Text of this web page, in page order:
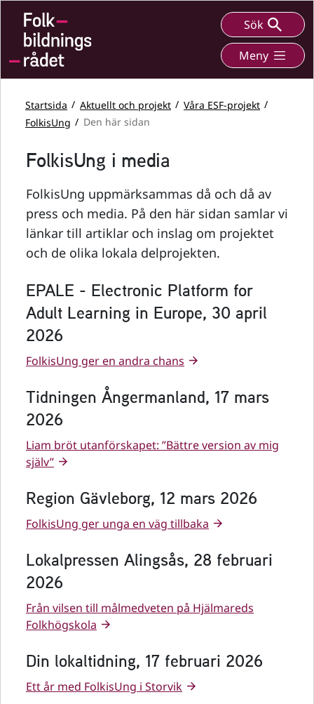
Sök
Meny
Startsida Aktuellt och projekt
Våra ESF-projekt
FolkisUng
Den här sidan
FolkisUng i media
FolkisUng uppmärksammas då och då av
press och media. På den här sidan samlar vi
länkar till artiklar och inslag om projektet
och de olika lokala delprojekten.
EPALE - Electronic Platform for
Adult Learning in Europe, 30 april
2026
FolkisUng ger en andra chans
Tidningen Ångermanland, 17 mars
2026
Liam bröt utanförskapet: ”Bättre version av mig
själv”
Region Gävleborg, 12 mars 2026
FolkisUng ger unga en väg tillbaka
Lokalpressen Alingsås, 28 februari
2026
Från vilsen till målmedveten på Hjälmareds
Folkhögskola
Din lokaltidning, 17 februari 2026
Ett år med FolkisUng i Storvik